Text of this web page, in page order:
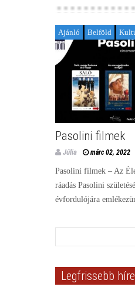
Ajánló Belföld
Pasolini filmek
Júlia márc 02, 2022
Pasolini filmek – Az
ráadás Pasolini
évfordulójára
Legfrissebb